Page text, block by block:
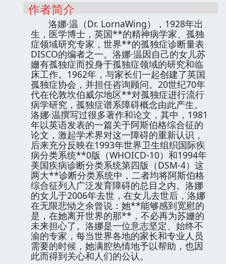
作者简介
洛娜·温（Dr. LornaWing），1928年出
生，医学博士，英国**的精神病学家、孤独
症领域研究专家，世界**的孤独症诊断量表
DISCO的编者之一。洛娜·温因自己的女儿苏
姗有孤独症而投身于孤独症领域的研究和临
床工作。1962年，与家长们一起创建了英国
孤独症协会，并担任咨询顾问。20世纪70年
代在伦敦坎伯威尔地区**对孤独症进行流行
病学研究，孤独症谱系障碍概念由此产生。
洛娜·温撰写过很多著作和论文，其中，1981
年以英语发表的一篇关于阿斯伯格综合征的
论文，激起学术界对这一障碍的重新认识，
后来充分反映在1993年世界卫生组织国际疾
病分类系统**0版（WHOICD-10）和1994年
美国疾病诊断分类系统第四版（DSM-4）这
两大**诊断分类系统中，二者均将阿斯伯格
综合征列入广泛发育障碍的总目之内。洛娜
的女儿于2006年去世，在女儿去世后，洛娜
在无限悲恸之余曾说：她**能够感到宽慰的
是，在她离开世界的那**，不必再为苏姗的
未来担心了。洛娜是一位意志坚定、始终不
渝的专家，每当世界各地的家长和专业人员
需要的时候，她满腔热情地予以帮助，也因
此而得到关心和人们的公认。